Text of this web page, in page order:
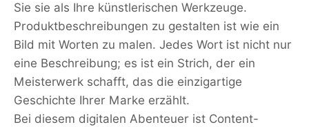
Sie sie als Ihre künstlerischen Werkzeuge.
Produktbeschreibungen zu gestalten ist wie ein
Bild mit Worten zu malen. Jedes Wort ist nicht nur
eine Beschreibung; es ist ein Strich, der ein
Meisterwerk schafft, das die einzigartige
Geschichte Ihrer Marke erzählt.
Bei diesem digitalen Abenteuer ist Content-